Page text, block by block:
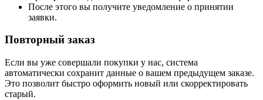
После этого вы получите уведомление о принятии
заявки.
Повторный заказ
Если вы уже совершали покупки у нас, система
автоматически сохранит данные о вашем предыдущем заказе.
Это позволит быстро оформить новый или скорректировать
старый.